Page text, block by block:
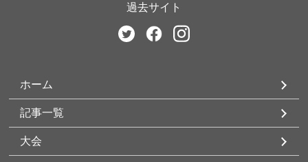
過去サイト
ホーム
記事一覧
大会